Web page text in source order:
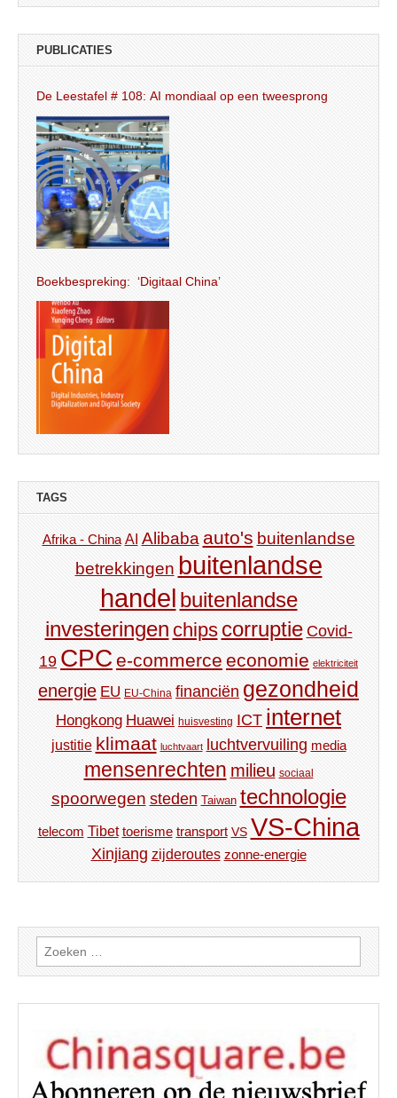
PUBLICATIES
De Leestafel # 108: AI mondiaal op een tweesprong
Boekbespreking: ‘Digitaal China’
TAGS
Afrika - China AI Alibaba auto's buitenlandse
betrekkingen buitenlandse
handel buitenlandse
investeringen chips corruptie Covid-
19 CPC e-commerce economie elektriciteit
energie EU EU-China financiën gezondheid
Hongkong Huawei huisvesting ICT internet
justitie klimaat luchtvaart luchtvervuiling media
mensenrechten milieu sociaal
spoorwegen steden Taiwan technologie
telecom Tibet toerisme transport VS VS-China
Xinjiang zijderoutes zonne-energie
Zoeken
naar: